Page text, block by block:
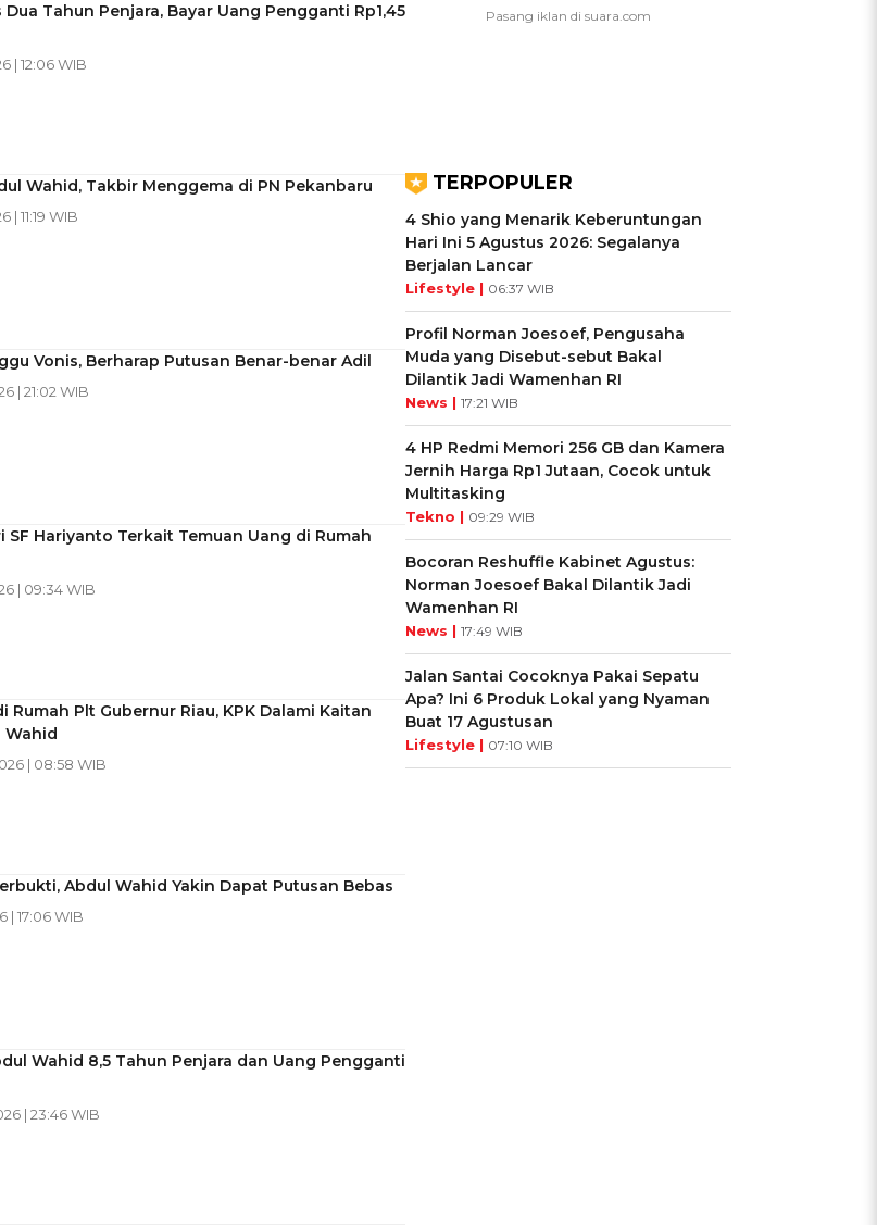
Tahun Penjara, Bayar Uang Pengganti Rp1,45
| 12:06 WIB
Wahid, Takbir Menggema di PN Pekanbaru
| 11:19 WIB
Vonis, Berharap Putusan Benar-benar Adil
| 21:02 WIB
SF Hariyanto Terkait Temuan Uang di Rumah
| 09:34 WIB
Rumah Plt Gubernur Riau, KPK Dalami Kaitan
Wahid
| 08:58 WIB
Abdul Wahid Yakin Dapat Putusan Bebas
| 17:06 WIB
Wahid 8,5 Tahun Penjara dan Uang Pengganti
| 23:46 WIB
TERPOPULER
4 Shio yang Menarik Keberuntungan
Hari Ini 5 Agustus 2026: Segalanya
Berjalan Lancar
Lifestyle | 06:37 WIB
Profil Norman Joesoef, Pengusaha
Muda yang Disebut-sebut Bakal
Dilantik Jadi Wamenhan RI
News | 17:21 WIB
4 HP Redmi Memori 256 GB dan Kamera
Jernih Harga Rp1 Jutaan, Cocok untuk
Multitasking
Tekno | 09:29 WIB
Bocoran Reshuffle Kabinet Agustus:
Norman Joesoef Bakal Dilantik Jadi
Wamenhan RI
News | 17:49 WIB
Jalan Santai Cocoknya Pakai Sepatu
Apa? Ini 6 Produk Lokal yang Nyaman
Buat 17 Agustusan
Lifestyle | 07:10 WIB